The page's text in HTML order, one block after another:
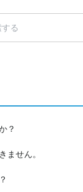
？
ません。